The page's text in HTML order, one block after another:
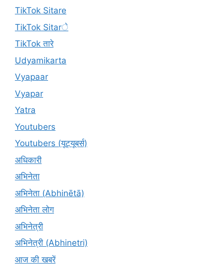
TikTok Sitare
TikTok Sitarे
TikTok तारे
Udyamikarta
Vyapaar
Vyapar
Yatra
Youtubers
Youtubers (यूट्यूबर्स)
अधिकारी
अभिनेता
अभिनेता (Abhinētā)
अभिनेता लोग
अभिनेत्री
अभिनेत्री (Abhinetri)
आज की खबरें